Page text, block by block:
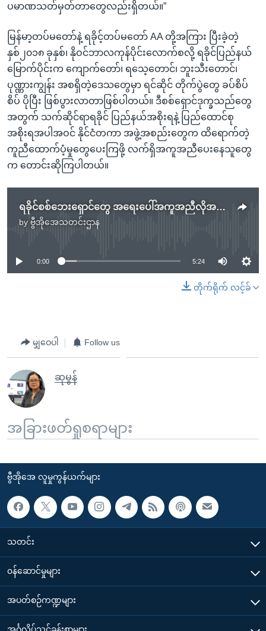
ပမာဏသတ်မှတ်တာတွေလည်းရှိတယ်။”
မြန်မာ့တပ်မတော်နဲ့ ရခိုင့်တပ်မတော် AA တို့အကြား ပြီးခဲ့တဲ့
နှစ်၂၀၁၈ ခုနှစ်၊ နိုဝင်ဘာလကုန်ပိုင်းလောက်စလို့ ရခိုင်ပြည်နယ်
မြောက်ပိုင်းက ကျောက်တော်၊ ရသေ့တောင်၊ ဘူးသီးတောင်၊
ပုဏ္ဏားကျွန်း အစရှိတဲ့ဒေသတွေမှာ ရင်ဆိုင် တိုက်ပွဲတွေ ခပ်စိပ်
စိပ် ပိုပြီး ဖြစ်ပွားလာတာဖြစ်ပါတယ်။ ဒီစစ်ရှောင်ဒုက္ခသည်တွေ
အတွက် သက်ဆိုင်ရာရခိုင် ပြည်နယ်အစိုးရနဲ့ ပြည်ထောင်စု
အစိုးရအပါအဝင် နိုင်ငံတကာ အဖွဲ့အစည်းတွေက ထိရောက်တဲ့
ကူညီထောက်ပံ့မှုတွေပေးကြဖို့ လက်ရှိအကူအညီပေးနေသူတွေ
က တောင်းဆိုကြပါတယ်။
ရခိုင်စစ်ဘေးရှောင်တွေ အရေးပေါ်အကူအညီလိုအပ်နေ
by ဗွီအိုအေသတင်းဌာန
No media source currently available
0:00 5:24
တိုက်ရိုက် လင့်ခ်
မျှဝေပါ Follow us
ဆုမွန်
အခြားဖတ်ရှုစရာများ
ဗွီအိုအေ လူမှုကွန်ယက်များ
သတင်း
၀န်ဆောင်မှုများ
အပတ်စဉ်ကဏ္ဍများ